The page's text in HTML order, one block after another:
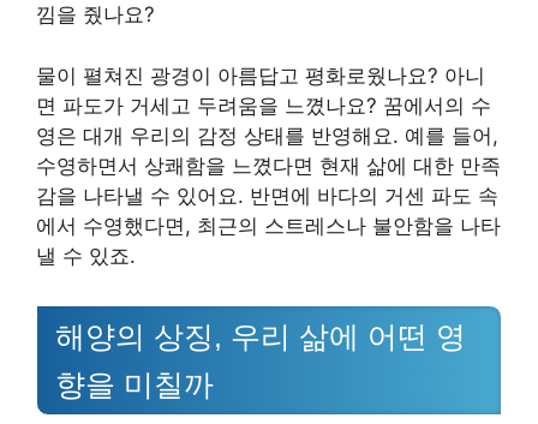
낌을 줬나요?
물이 펼쳐진 광경이 아름답고 평화로웠나요? 아니
면 파도가 거세고 두려움을 느꼈나요? 꿈에서의 수
영은 대개 우리의 감정 상태를 반영해요. 예를 들어,
수영하면서 상쾌함을 느꼈다면 현재 삶에 대한 만족
감을 나타낼 수 있어요. 반면에 바다의 거센 파도 속
에서 수영했다면, 최근의 스트레스나 불안함을 나타
낼 수 있죠.
해양의 상징, 우리 삶에 어떤 영
향을 미칠까